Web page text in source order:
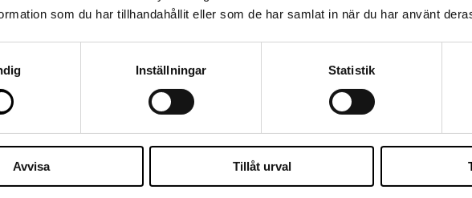
som du har tillhandahållit eller som de har samlat in när du har använt
Inställningar Statistik
Avvisa Tillåt urval
olika personer med skilda erfarenheter. Det kan vara experter inom ditt eget område,
vägen. Det här gör att du bygger upp ett stort personligt nätverk, och det skapar givetvis
din egen kompetens och som du kan bolla utmaningar och lösningar med. Det kan
dig. Du kommer förmodligen också att möta konsultförmedlare som kan hjälpa dig till
arbeta som egenanställd IT-konsult och för dig som väljer en anställning hos ett IT-
trivs bäst med.